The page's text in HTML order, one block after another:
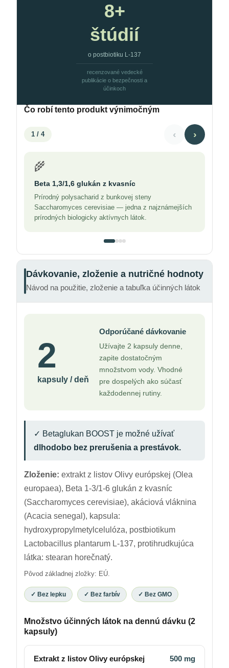
8+
štúdií
o postbiotiku L-137
recenzované vedecké
publikácie o bezpečnosti a
účinkoch
Čo robí tento produkt výnimočným
1 / 4 ‹ ›
🌾
Beta 1,3/1,6 glukán z kvasníc
Prírodný polysacharid z bunkovej steny
Saccharomyces cerevisiae — jedna z najznámejších
prírodných biologicky aktívnych látok.
Dávkovanie, zloženie a nutričné hodnoty
Návod na použitie, zloženie a tabuľka účinných látok
2
kapsuly / deň
Odporúčané dávkovanie
Užívajte 2 kapsuly denne,
zapite dostatočným
množstvom vody. Vhodné
pre dospelých ako súčasť
každodennej rutiny.
✓ Betaglukan BOOST je možné užívať
dlhodobo bez prerušenia a prestávok.
Zloženie: extrakt z listov Olivy európskej (Olea
europaea), Beta 1-3/1-6 glukán z kvasníc
(Saccharomyces cerevisiae), akáciová vláknina
(Acacia senegal), kapsula:
hydroxypropylmetylcelulóza, postbiotikum
Lactobacillus plantarum L-137, protihrudkujúca
látka: stearan horečnatý.
Pôvod základnej zložky: EÚ.
✓ Bez lepku ✓ Bez farbív ✓ Bez GMO
Množstvo účinných látok na dennú dávku (2
kapsuly)
Extrakt z listov Olivy európskej 500 mg